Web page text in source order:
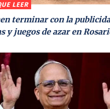
LEER
terminar con la
y juegos de azar en